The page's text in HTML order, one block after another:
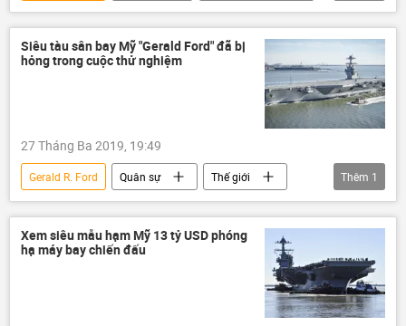
Thế giới
phương Tây
thông tin
Nam Mỹ
Lầu Năm Góc
Bộ Quốc phòng Hoa Kỳ
Siêu tàu sân bay Mỹ "Gerald Ford" đã bị
hỏng trong cuộc thử nghiệm
27 Tháng Ba 2019, 19:49
Gerald R. Ford Quân sự
Thế giới
Hoa Kỳ
Thêm 1
Xem siêu mẫu hạm Mỹ 13 tỷ USD phóng
hạ máy bay chiến đấu